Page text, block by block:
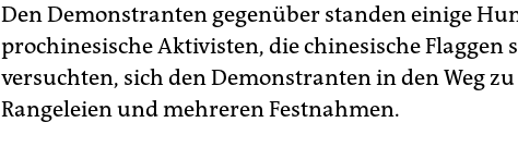
Den Demonstranten gegenüber standen einige
prochinesische Aktivisten, die chinesische Flaggen
versuchten, sich den Demonstranten in den Weg
Rangeleien und mehreren Festnahmen.